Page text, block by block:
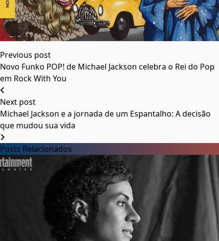
Previous post
Novo Funko POP! de Michael Jackson celebra o Rei do Pop
em Rock With You
Next post
Michael Jackson e a jornada de um Espantalho: A decisão
que mudou sua vida
Posts Relacionados